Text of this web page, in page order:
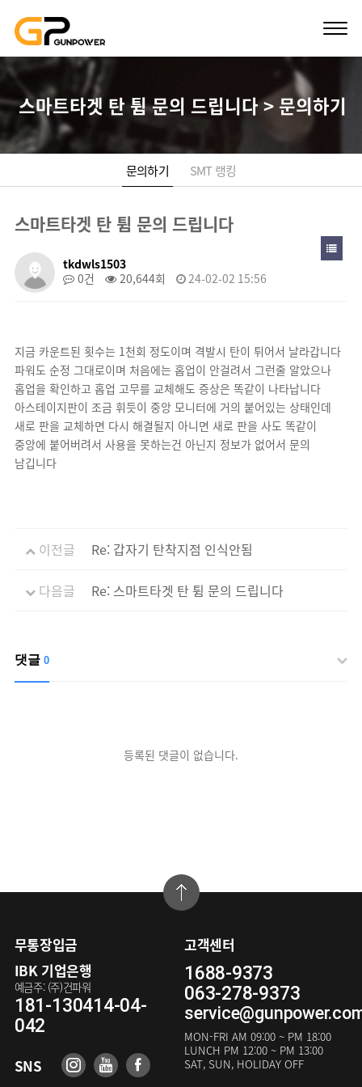
스마트타겟 탄 튐 문의 드립니다 > 문의하기
문의하기 SMT 랭킹
스마트타겟 탄 튐 문의 드립니다
tkdwls1503
0건
20,644회 24-02-02 15:56
지금 카운트된 횟수는 1천회 정도이며 격발시 탄이 튀어서 날라갑니다
파워도 순정 그대로이며 처음에는 홉업이 안걸려서 그런줄 알았으나
홉업을 확인하고 홉업 고무를 교체해도 증상은 똑같이 나타납니다
아스테이지판이 조금 휘듯이 중앙 모니터에 거의 붙어있는 상태인데
새로 판을 교체하면 다시 해결될지 아니면 새로 판을 사도 똑같이
중앙에 붙어버려서 사용을 못하는건 아닌지 정보가 없어서 문의
남깁니다
이전글 Re: 갑자기 탄착지점 인식안됨
다음글 Re: 스마트타겟 탄 튐 문의 드립니다
댓글0
등록된 댓글이 없습니다.
무통장입금
IBK 기업은행
예금주: (주)건파워
181-130414-04-
042
SNS
고객센터
1688-9373
063-278-9373
MON-FRI AM 09:00 ~ PM 18:00
LUNCH PM 12:00 ~ PM 13:00
SAT, SUN, HOLIDAY OFF